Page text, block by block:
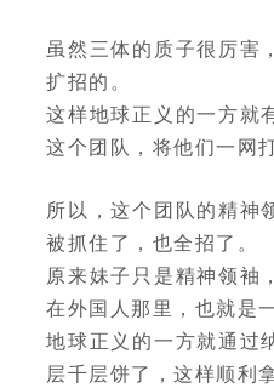
虽然三体的质子很厉害
扩招的。
这样地球正义的一方就
这个团队，将他们一网打
所以，这个团队的精神
被抓住了，也全招了。
原来妹子只是精神领袖
在外国人那里，也就是
地球正义的一方就通过
层千层饼了，这样顺利